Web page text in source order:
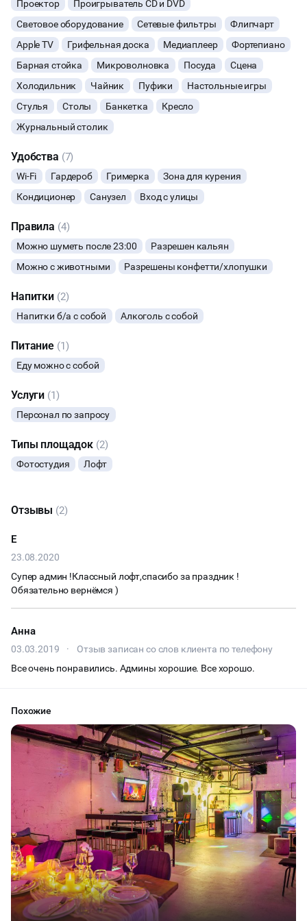
По Вашему желанию можем предоставить профессиональных
ведущих, ди-джеев, детских аниматоров, фотографов, шоу-
балет. Имеются "пакетные предложения" на проведение
мероприятия.
Проектор
Проигрыватель CD и DVD
Световое оборудование
Сетевые фильтры
Флипчарт
Apple TV
Грифельная доска Медиаплеер
Фортепиано
Барная стойка
Микроволновка Посуда
Сцена
Холодильник
Чайник Пуфики
Настольные игры
Стулья
Столы Банкетка
Кресло
Журнальный столик
Удобства (7)
Wi-Fi Гардероб Гримерка
Зона для курения
Кондиционер
Санузел Вход с улицы
Правила (4)
Можно шуметь после 23:00
Разрешен кальян
Можно с животными
Разрешены конфетти/хлопушки
Напитки (2)
Напитки б/а с собой Алкоголь с собой
Питание (1)
Еду можно с собой
Услуги (1)
Персонал по запросу
Типы площадок (2)
Фотостудия Лофт
Отзывы (2)
Е
23.08.2020
Супер админ !Классный лофт,спасибо за праздник !
Обязательно вернёмся )
Анна
03.03.2019 ·
Отзыв записан со слов клиента по телефону
Все очень понравились. Админы хорошие. Все хорошо.
ФОТОСЕССИИ
БАНКЕТЫ
ЮБИЛЕЙ
ФИТНЕС
ВЫПУСКНЫЕ
МАЛЬЧИШНИК
ДИСКОТЕКА
СВИДАНИЯ
НОВЫЙ ГОД
СЕМИНАРЫ
ТАНЦЫ
КАСТИНГИ
КОНФЕРЕНЦИИ
ЧАЕПИТИЕ
ТИМБИЛДИНГ
ПРЕЗЕНТАЦИЯ АВТО
Похожие